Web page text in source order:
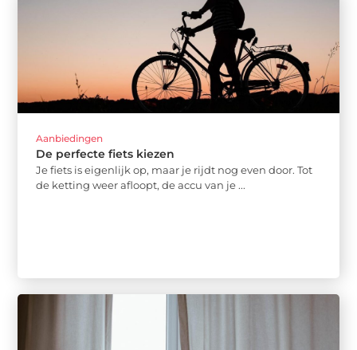
Aanbiedingen
De perfecte fiets kiezen
Je fiets is eigenlijk op, maar je rijdt nog even door. Tot
de ketting weer afloopt, de accu van je ...